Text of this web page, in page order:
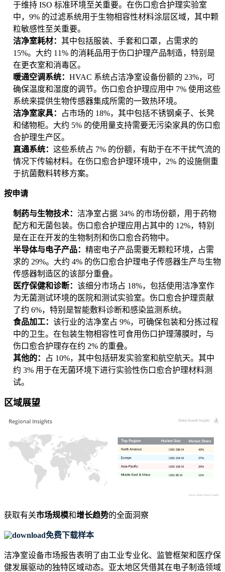
于维持 ISO 标准环境至关重要。在伤口愈合护理实验室
中，9% 的过滤系统用于生物相容性材料涂层区域，其中颗
粒敏感性至关重要。
洁净室耗材： 其中包括服装、手套和口罩，占需求的
15%。大约 11% 的消耗品用于伤口护理产品制造，特别是
在更衣室和消毒区。
暖通空调系统： HVAC 系统占洁净室设备份额的 23%，可
确保温度和湿度的调节。伤口愈合护理应用中 7% 使用这些
系统来提供生物传感器集成所需的一致热环境。
洁净室家具：
占市场的 18%，其中包括不锈钢桌子、长凳
和储物柜。大约 5% 的使用量支持需要无污染家具的伤口愈
合护理生产区。
直通系统： 这些系统占 7% 的份额，有助于在不干扰气流的
情况下传输材料。在伤口愈合护理环境中，2% 的设施侧重
于抗菌敷料转移方案。
按申请
制药与生物技术： 洁净室占据 34% 的市场份额，用于药物
配方和无菌包装。伤口愈合护理应用占其中的 12%，特别
是在正在开发的生物制剂和伤口愈合药物中。
半导体与电子产品： 精密电子产品需要无颗粒环境，占需
求的 29%。大约 4% 的伤口愈合护理电子传感器生产与生物
传感器制造区的该部分重叠。
医疗保健和诊断： 该细分市场占 18%，包括使用洁净室作
为无菌测试环境的医院和测试实验室。伤口愈合护理贡献
了约 6%，特别是智能敷料诊断和感染监测系统。
食品加工： 该行业的洁净室占 9%，可确保包装和分拣过程
中的卫生。在包装生物相容性可食用伤口护理薄膜时，与
伤口愈合护理存在约 2% 的重叠。
其他的：
占 10%，其中包括研发实验室和航空航天。其中
约 3% 用于在无菌环境下进行实验性伤口愈合护理材料测
试。
区域展望
11%
USD 85 M
20%
USD 156 M
27%
USD 216 M
42%
USD 336 M
获取有关市场规模和增长趋势的全面洞察
免费下载样本
洁净室设备市场报告表明了由工业专业化、监管框架和医疗保
健发展驱动的独特区域动态。亚太地区凭借其在电子制造领域